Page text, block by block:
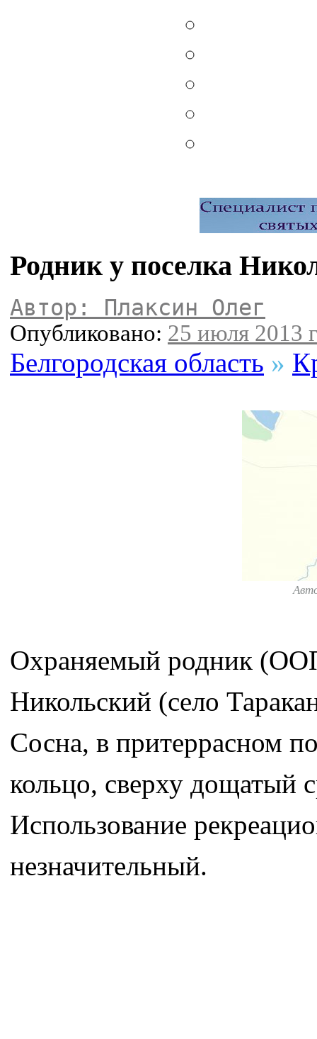
Родник у поселка
Автор: Плаксин Олег
Опубликовано: 25 июля 2013
Белгородская область »
Охраняемый родник
Никольский (село
Сосна, в притеррасном
кольцо, сверху дощатый
Использование
незначительный.